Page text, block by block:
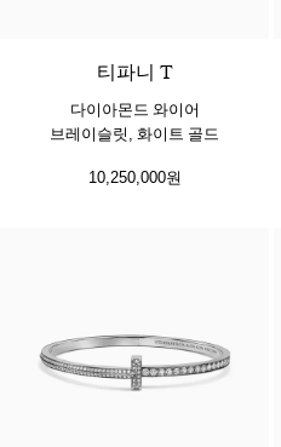
티파니 T
다이아몬드 와이어
브레이슬릿, 화이트 골드
10,250,000원